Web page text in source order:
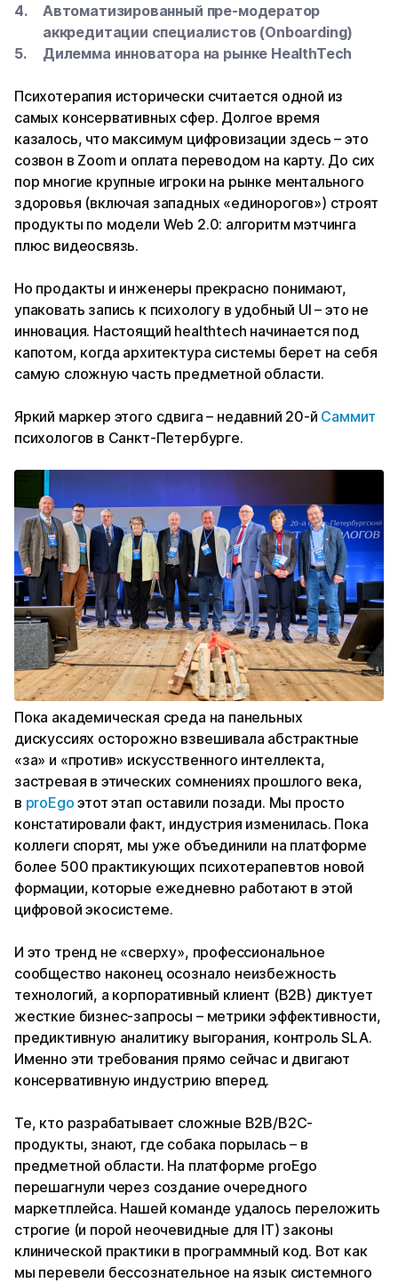
Автоматизированный пре-модератор
аккредитации специалистов (Onboarding)
Дилемма инноватора на рынке HealthTech
Психотерапия исторически считается одной из
самых консервативных сфер. Долгое время
казалось, что максимум цифровизации здесь – это
созвон в Zoom и оплата переводом на карту. До сих
пор многие крупные игроки на рынке ментального
здоровья (включая западных «единорогов») строят
продукты по модели Web 2.0: алгоритм мэтчинга
плюс видеосвязь.
Но продакты и инженеры прекрасно понимают,
упаковать запись к психологу в удобный UI – это не
инновация. Настоящий healthtech начинается под
капотом, когда архитектура системы берет на себя
самую сложную часть предметной области.
Яркий маркер этого сдвига – недавний 20-й Саммит
психологов в Санкт-Петербурге.
Пока академическая среда на панельных
дискуссиях осторожно взвешивала абстрактные
«за» и «против» искусственного интеллекта,
застревая в этических сомнениях прошлого века,
в proEgo этот этап оставили позади. Мы просто
констатировали факт, индустрия изменилась. Пока
коллеги спорят, мы уже объединили на платформе
более 500 практикующих психотерапевтов новой
формации, которые ежедневно работают в этой
цифровой экосистеме.
И это тренд не «сверху», профессиональное
сообщество наконец осознало неизбежность
технологий, а корпоративный клиент (B2B) диктует
жесткие бизнес-запросы – метрики эффективности,
предиктивную аналитику выгорания, контроль SLA.
Именно эти требования прямо сейчас и двигают
консервативную индустрию вперед.
Те, кто разрабатывает сложные B2B/B2C-
продукты, знают, где собака порылась – в
предметной области. На платформе proEgo
перешагнули через создание очередного
маркетплейса. Нашей команде удалось переложить
строгие (и порой неочевидные для IT) законы
клинической практики в программный код. Вот как
мы перевели бессознательное на язык системного